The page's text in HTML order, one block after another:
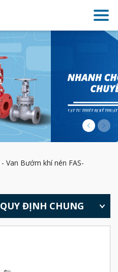
- Van Bướm khí nén FAS-
ĐỊNH CHUNG